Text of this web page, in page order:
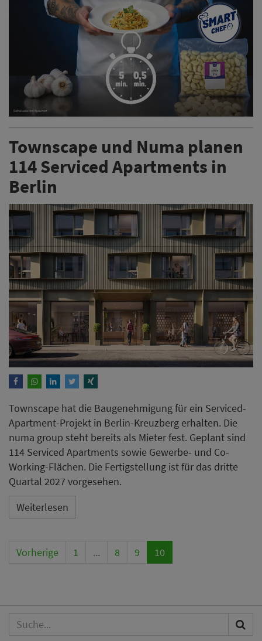
Townscape und Numa planen
114 Serviced Apartments in
Berlin
Townscape hat die Baugenehmigung für ein Serviced-
Apartment-Projekt in Berlin-Kreuzberg erhalten. Die
numa group steht bereits als Mieter fest. Geplant sind
114 Serviced Apartments sowie Gewerbe- und Co-
Working-Flächen. Die Fertigstellung ist für das dritte
Quartal 2027 vorgesehen.
Weiterlesen
Vorherige 1 ... 8 9 10